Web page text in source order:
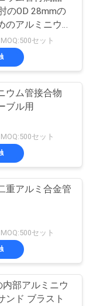
のOD 28mmの
のアルミニウム
箇所
セット
ウム管接合物
ブル用
セット
重アルミ合金管
セット
内部アルミニウ
ンド ブラスト